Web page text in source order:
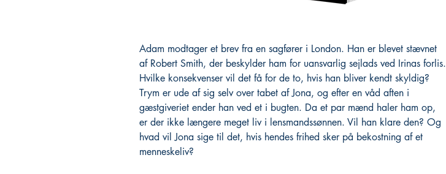
Adam modtager et brev fra en sagfører i London. Han er blevet stævnet
af Robert Smith, der beskylder ham for uansvarlig sejlads ved Irinas forlis.
Hvilke konsekvenser vil det få for de to, hvis han bliver kendt skyldig?
Trym er ude af sig selv over tabet af Jona, og efter en våd aften i
gæstgiveriet ender han ved et i bugten. Da et par mænd haler ham op,
er der ikke længere meget liv i lensmandssønnen. Vil han klare den? Og
hvad vil Jona sige til det, hvis hendes frihed sker på bekostning af et
menneskeliv?